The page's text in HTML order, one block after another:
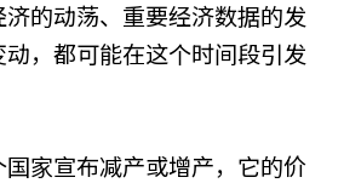
的动荡、重要经济数据的发
，都可能在这个时间段引发
家宣布减产或增产，它的价